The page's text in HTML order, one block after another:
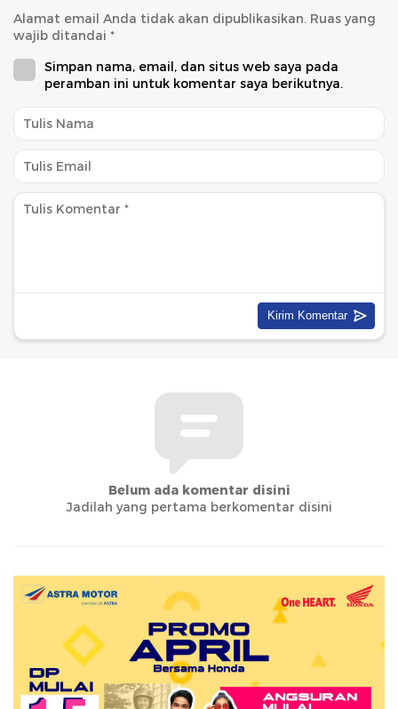
Alamat email Anda tidak akan dipublikasikan. Ruas yang
wajib ditandai *
Simpan nama, email, dan situs web saya pada
peramban ini untuk komentar saya berikutnya.
Belum ada komentar disini
Jadilah yang pertama berkomentar disini